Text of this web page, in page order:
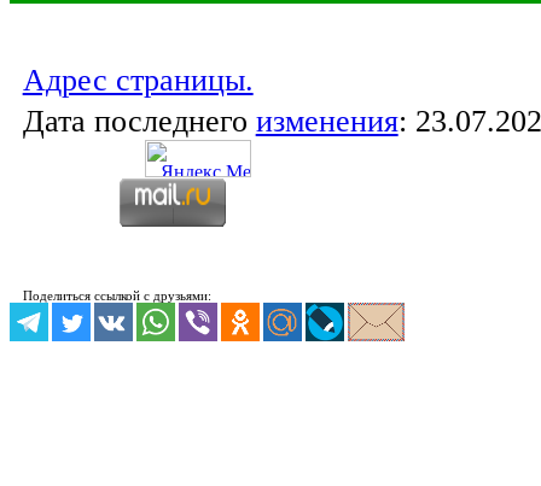
Адрес страницы.
Дата последнего изменения:
Поделиться ссылкой с друзьями: